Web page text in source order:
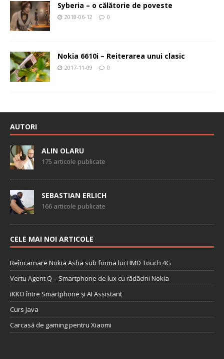
Syberia – o călătorie de poveste
2018-06-12 0
Nokia 6610i – Reiterarea unui clasic
2017-11-09 0
AUTORI
ALIN OLARU
175 articole publicate
SEBASTIAN ERLICH
166 articole publicate
CELE MAI NOI ARTICOLE
Reîncarnare Nokia Asha sub forma lui HMD Touch 4G
Vertu Agent Q – Smartphone de lux cu rădăcini Nokia
iKKO între Smartphone și AI Assistant
Curs Java
Carcasă de gaming pentru Xiaomi